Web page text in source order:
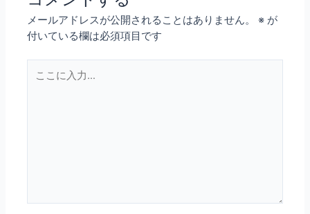
ゲ
ー
シ
メールアドレスが公開されることはありません。 ※ が
付いている欄は必須項目です
こ